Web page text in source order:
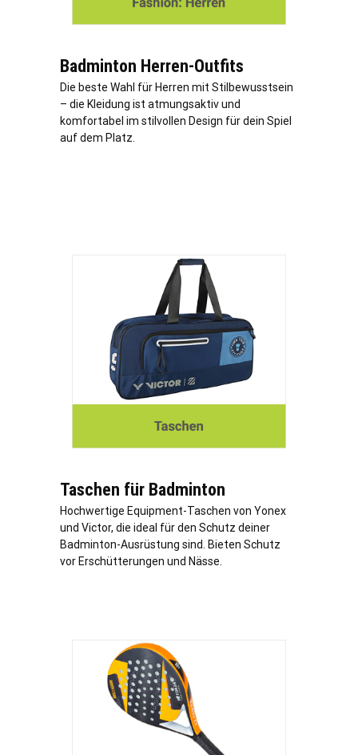
Badminton Herren-Outfits
Die beste Wahl für Herren mit Stilbewusstsein
– die Kleidung ist atmungsaktiv und
komfortabel im stilvollen Design für dein Spiel
auf dem Platz.
Taschen für Badminton
Hochwertige Equipment-Taschen von Yonex
und Victor, die ideal für den Schutz deiner
Badminton-Ausrüstung sind. Bieten Schutz
vor Erschütterungen und Nässe.